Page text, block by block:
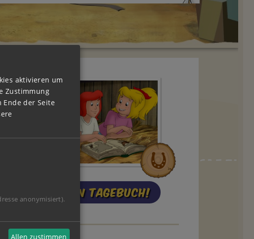
Mein Tagebuch!
aktivieren um
Zustimmung
der Seite
anonymisiert).
Allen zustimmen